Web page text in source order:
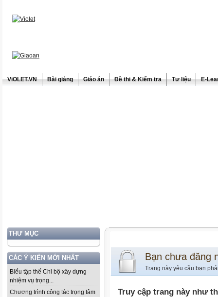
ViOLET.VN Bài giảng Giáo án Đề thi & Kiểm tra Tư liệu E-
THƯ MỤC
CÁC Ý KIẾN MỚI NHẤT
Biểu tập thể Chi bộ xây dựng
nhiệm vụ trọng...
Chương trình công tác trọng tâm
Bạn chưa đăng
Trang này yêu cầu bạn
Truy cập trang này như